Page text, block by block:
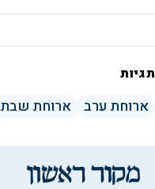
תגיות
ארוחת ערב ארוחת שבת